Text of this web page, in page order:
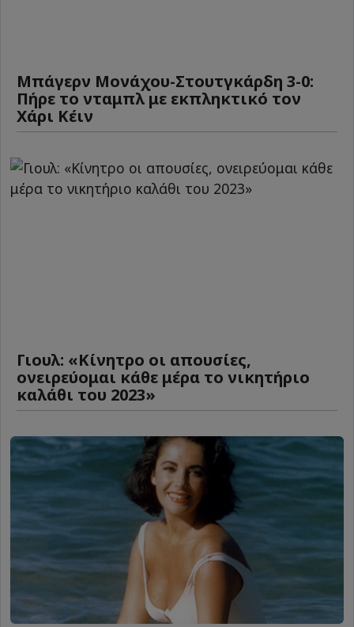
Μπάγερν Μονάχου-Στουτγκάρδη 3-0:
Πήρε το νταμπλ με εκπληκτικό τον
Χάρι Κέιν
Γιουλ: «Κίνητρο οι απουσίες,
ονειρεύομαι κάθε μέρα το νικητήριο
καλάθι του 2023»